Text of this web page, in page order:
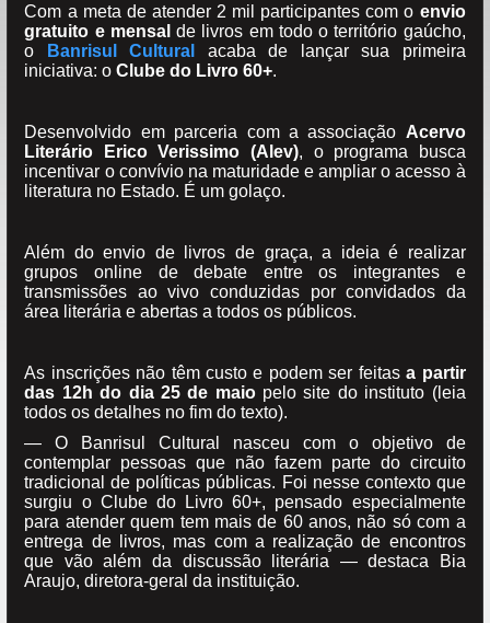
Com a meta de atender 2 mil participantes com o envio
gratuito e mensal de livros em todo o território gaúcho,
o
Banrisul Cultural
acaba de lançar sua primeira
iniciativa: oClube do Livro 60+.
Desenvolvido em parceria com a associação Acervo
Literário Erico Verissimo (Alev), o programa busca
incentivar o convívio na maturidade e ampliar o acesso à
literatura no Estado. É um golaço.
Além do envio de livros de graça, a ideia é realizar
grupos online de debate entre os integrantes e
transmissões ao vivo conduzidas por convidados da
área literária e abertas a todos os públicos.
As inscrições não têm custo e podem ser feitasa partir
das 12h do dia 25 de maiopelo site do instituto (leia
todos os detalhes no fim do texto).
— O Banrisul Cultural nasceu com o objetivo de
contemplar pessoas que não fazem parte do circuito
tradicional de políticas públicas. Foi nesse contexto que
surgiu o Clube do Livro 60+, pensado especialmente
para atender quem tem mais de 60 anos, não só com a
entrega de livros, mas com a realização de encontros
que vão além da discussão literária — destaca Bia
Araujo, diretora-geral da instituição.